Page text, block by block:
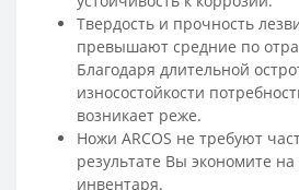
Твердость и прочность
превышают средние по
Благодаря длительной
износостойкости
возникает реже.
Ножи ARCOS не требуют
результате Вы экономите на
инвентаря.